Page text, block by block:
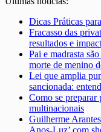
Dicas Práticas
Fracasso das
resultados e
Pai e madrasta
morte de menino
Lei que amplia
sancionada:
Como se preparar
multinacionais
Guilherme